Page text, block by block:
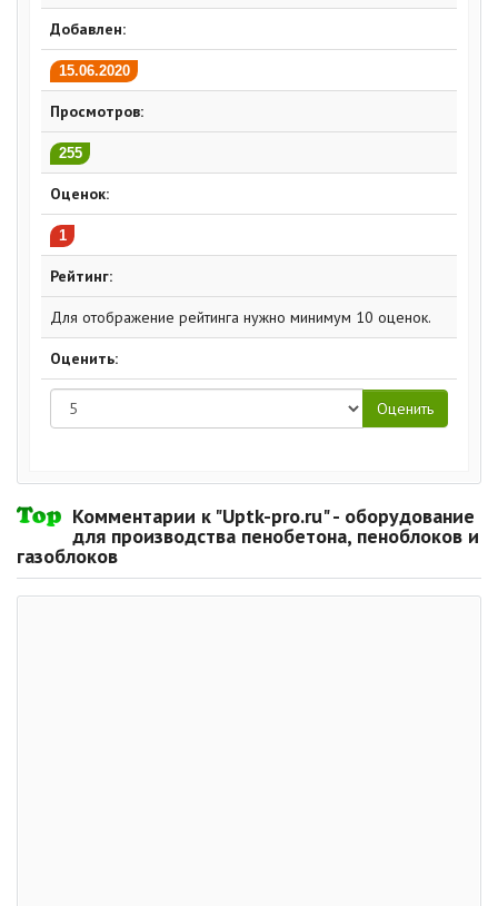
Добавлен:
15.06.2020
Просмотров:
255
Оценок:
1
Рейтинг:
Для отображение рейтинга нужно минимум 10 оценок.
Оценить:
Комментарии к "Uptk-pro.ru" - оборудование
для производства пенобетона, пеноблоков и
газоблоков